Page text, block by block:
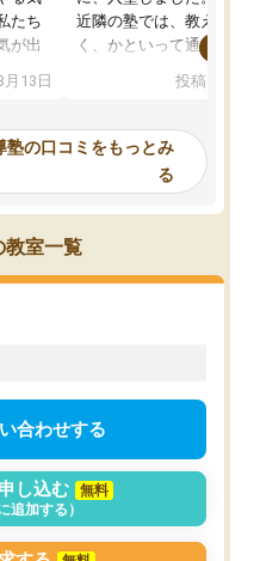
たち
が出
と言
、思
ぶこ
と
のか
びっ
って
しず
っ
加
に
13日
近隣の塾では、教えても
く、かといって通うには
可能なので本当に助か
らないところをピンポイ
頂いて、とてもわかり
していました。一生を
スト、多少お金がかかっ
思い切って入塾してよか
投稿日：
塾の口コミをもっとみ
る
教室一覧
合わせする
し込む
無料
追加する）